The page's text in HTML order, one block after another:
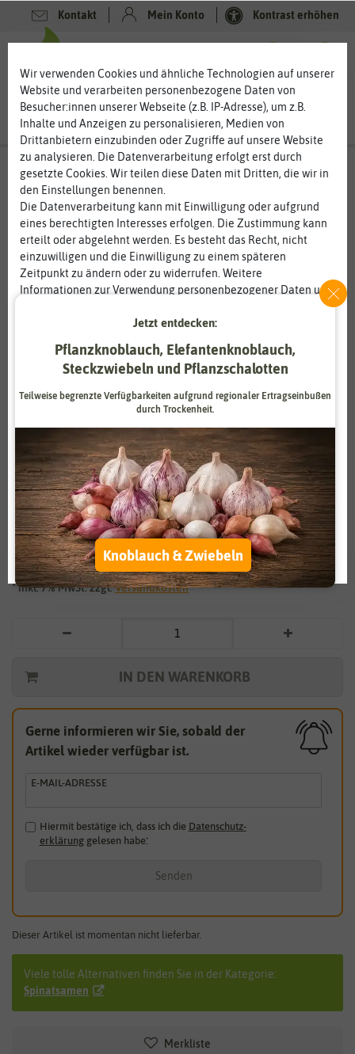
Kontakt Mein Konto Kontrast erhöhen
Vergrößern durch berühren
Spinat Monnopa
1,29 €
*
* inkl. 7% MwSt. zzgl.Versandkosten
IN DEN WARENKORB
Gerne informieren wir Sie, sobald der
Artikel wieder verfügbar ist.
E-MAIL-ADRESSE
Hiermit bestätige ich, dass ich die Daten­schutz­
erklärunggelesen habe.*
Senden
Dieser Artikel ist momentan nicht lieferbar.
Viele tolle Alternativen finden Sie in der Kategorie:
Spinatsamen
Merkliste
Wir verwenden Cookies und ähnliche Technologien auf unserer
Website und verarbeiten personenbezogene Daten von
Besucher:innen unserer Webseite (z.B. IP-Adresse), um z.B.
Inhalte und Anzeigen zu personalisieren, Medien von
Drittanbietern einzubinden oder Zugriffe auf unsere Website
zu analysieren. Die Datenverarbeitung erfolgt erst durch
gesetzte Cookies. Wir teilen diese Daten mit Dritten, die wir in
den Einstellungen benennen.
Die Datenverarbeitung kann mit Einwilligung oder aufgrund
eines berechtigten Interesses erfolgen. Die Zustimmung kann
erteilt oder abgelehnt werden. Es besteht das Recht, nicht
einzuwilligen und die Einwilligung zu einem späteren
Zeitpunkt zu ändern oder zu widerrufen. Weitere
Informationen zur Verwendung personenbezogener Daten und
Essenziell Statistik
Zahlungsdienstleister Marketing
Externe Medien Funktional
Weitere Einstellungen
Alle akzeptieren
Alle ablehnen
Auswahl akzeptieren
Jetzt entdecken:
Pflanzknoblauch, Elefantenknoblauch,
Steckzwiebeln und Pflanzschalotten
Teilweise begrenzte Verfügbarkeiten aufgrund regionaler Ertragseinbußen
durch Trockenheit.
Knoblauch & Zwiebeln